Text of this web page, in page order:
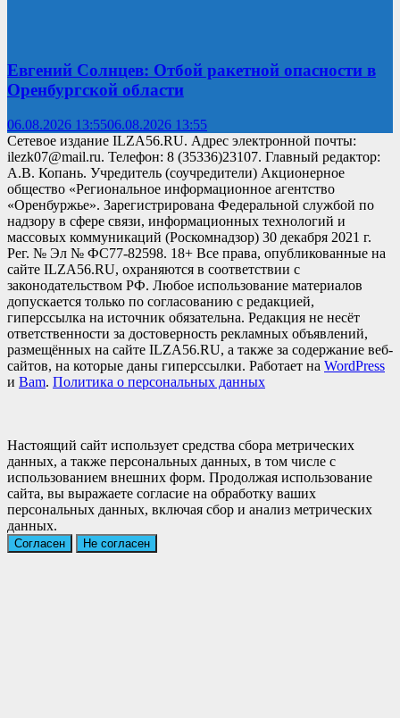
Евгений Солнцев: Отбой ракетной опасности в
Оренбургской области
06.08.2026 13:5506.08.2026 13:55
Сетевое издание ILZA56.RU. Адрес электронной почты:
ilezk07@mail.ru. Телефон: 8 (35336)23107. Главный редактор:
А.В. Копань. Учредитель (соучредители) Акционерное
общество «Региональное информационное агентство
«Оренбуржье». Зарегистрирована Федеральной службой по
надзору в сфере связи, информационных технологий и
массовых коммуникаций (Роскомнадзор) 30 декабря 2021 г.
Рег. № Эл № ФС77-82598. 18+ Все права, опубликованные на
сайте ILZA56.RU, охраняются в соответствии с
законодательством РФ. Любое использование материалов
допускается только по согласованию с редакцией,
гиперссылка на источник обязательна. Редакция не несёт
ответственности за достоверность рекламных объявлений,
размещённых на сайте ILZA56.RU, а также за содержание веб-
сайтов, на которые даны гиперссылки. Работает на WordPress
и Bam. Политика о персональных данных
Настоящий сайт использует средства сбора метрических
данных, а также персональных данных, в том числе с
использованием внешних форм. Продолжая использование
сайта, вы выражаете согласие на обработку ваших
персональных данных, включая сбор и анализ метрических
данных.
Согласен Не согласен